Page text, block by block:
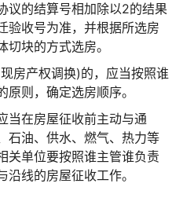
议的结算号相加除以2的结果
验收号为准，并根据所选房
块的方式选房。
房产权调换)的，应当按照谁
则，确定选房顺序。
当在房屋征收前主动与通
石油、供水、燃气、热力等
关单位要按照谁主管谁负责
线的房屋征收工作。